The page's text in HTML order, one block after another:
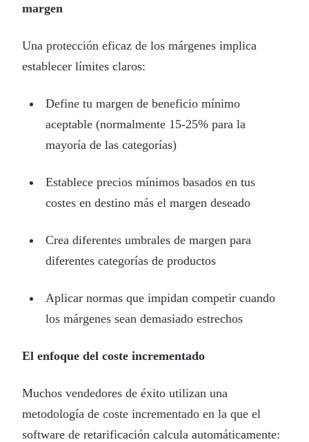
margen
Una protección eficaz de los márgenes implica
establecer límites claros:
Define tu margen de beneficio mínimo
aceptable (normalmente 15-25% para la
mayoría de las categorías)
Establece precios mínimos basados en tus
costes en destino más el margen deseado
Crea diferentes umbrales de margen para
diferentes categorías de productos
Aplicar normas que impidan competir cuando
los márgenes sean demasiado estrechos
El enfoque del coste incrementado
Muchos vendedores de éxito utilizan una
metodología de coste incrementado en la que el
software de retarificación calcula automáticamente: